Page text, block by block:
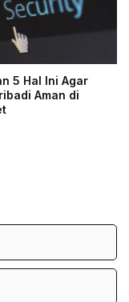
5 Hal Ini Agar
Aman di